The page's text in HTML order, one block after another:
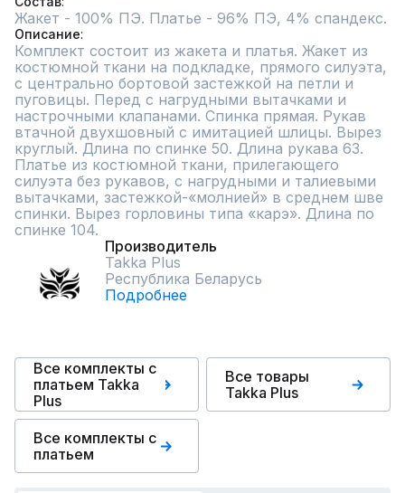
Жакет - 100% ПЭ. Платье - 96% ПЭ, 4% спандекс.
Описание
Комплект состоит из жакета и платья. Жакет из
костюмной ткани на подкладке, прямого силуэта,
с центрально бортовой застежкой на петли и
пуговицы. Перед с нагрудными вытачками и
настрочными клапанами. Спинка прямая. Рукав
втачной двухшовный с имитацией шлицы. Вырез
круглый. Длина по спинке 50. Длина рукава 63.
Платье из костюмной ткани, прилегающего
силуэта без рукавов, с нагрудными и талиевыми
вытачками, застежкой-«молнией» в среднем шве
спинки. Вырез горловины типа «карэ». Длина по
спинке 104.
Производитель
Takka Plus
Республика Беларусь
Подробнее
Все комплекты с
платьем Takka
Plus
Все товары
Takka Plus
Все комплекты с
платьем